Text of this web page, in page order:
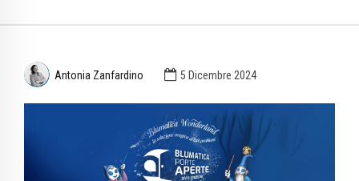
Antonia Zanfardino 5 Dicembre 2024